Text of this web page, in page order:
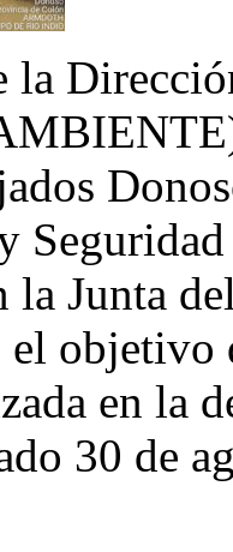
la
la Junta
objetivo
en la
30 de